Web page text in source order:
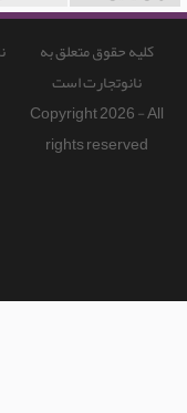
کلیه حقوق متعلق به
نانوتجارت است
Copyright 2026 - All
rights reserved